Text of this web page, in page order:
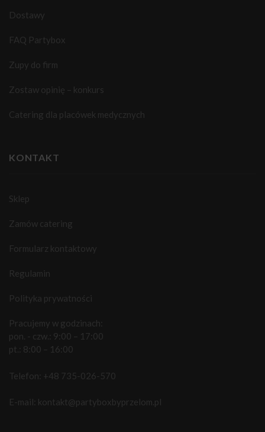
Dostawy
FAQ Partybox
Zupy do firm
Zostaw opinię – konkurs
Catering dla placówek medycznych
KONTAKT
Sklep
Zamów catering
Formularz kontaktowy
Regulamin
Polityka prywatności
Pracujemy w godzinach:
pon. - czw.: 9:00 – 17:00
pt.: 8:00 – 16:00
Telefon: +48 735-026-570
E-mail: kontakt@partyboxbyprzelom.pl